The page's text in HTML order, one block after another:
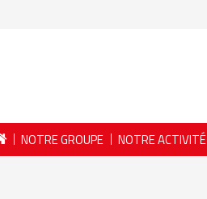
NOTRE GROUPE NOTRE ACTIVITÉ